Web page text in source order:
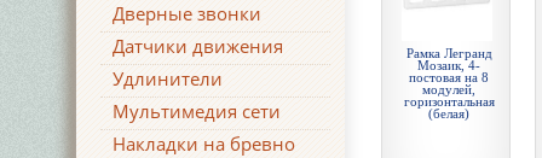
Дверные звонки
Датчики движения
Удлинители
Мультимедия сети
Накладки на бревно
Рамка Легранд
Мозаик, 4-
постовая на 8
модулей,
горизонтальная
(белая)